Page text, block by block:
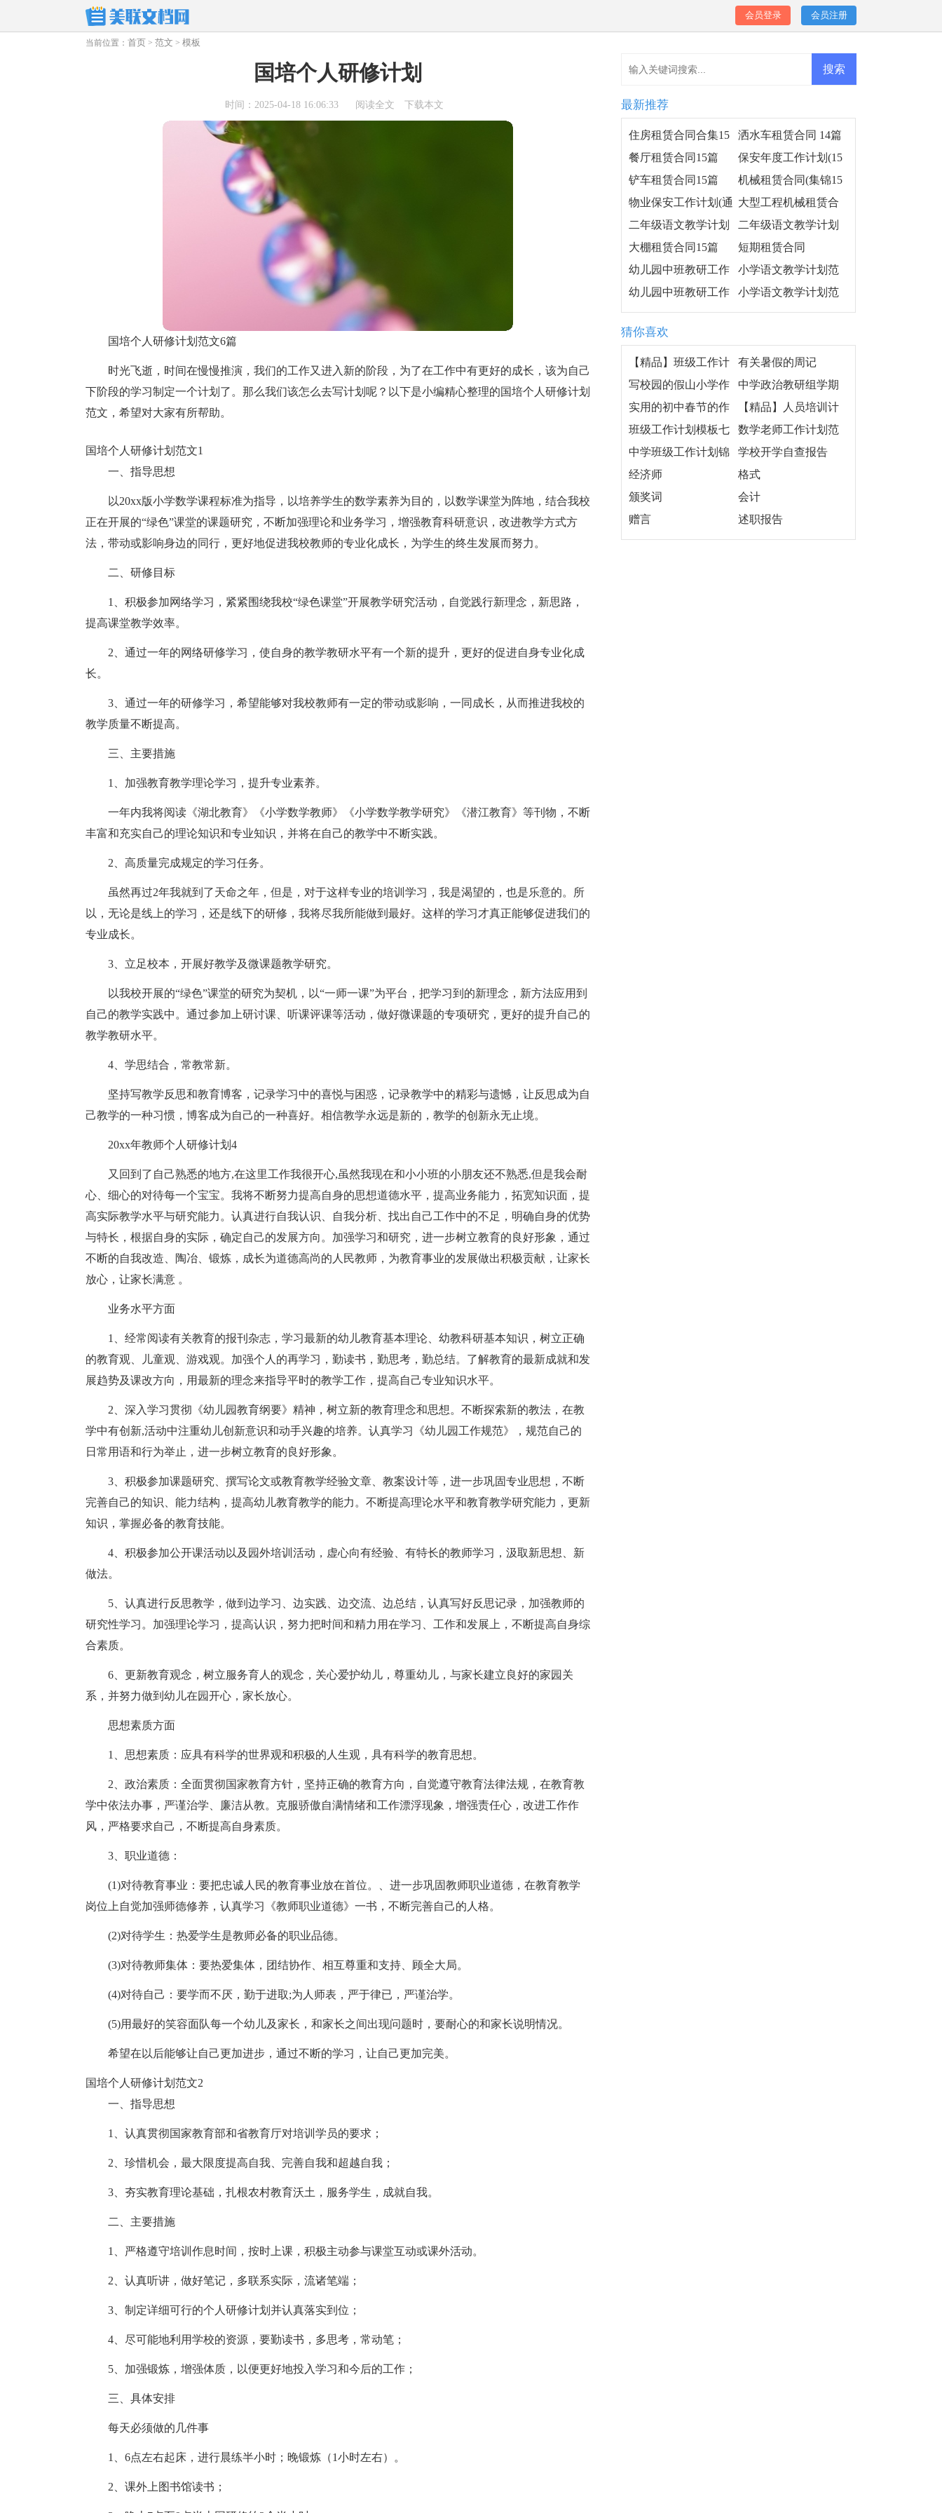
会员登录 会员注册
当前位置： 首页 > 范文 > 模板
国培个人研修计划
时间：2025-04-18 16:06:33 阅读全文 下载本文
国培个人研修计划范文6篇
时光飞逝，时间在慢慢推演，我们的工作又进入新的阶段，为了在工作中有更好的成长，该为自己
下阶段的学习制定一个计划了。那么我们该怎么去写计划呢？以下是小编精心整理的国培个人研修计划
范文，希望对大家有所帮助。
国培个人研修计划范文1
一、指导思想
以20xx版小学数学课程标准为指导，以培养学生的数学素养为目的，以数学课堂为阵地，结合我校
正在开展的“绿色”课堂的课题研究，不断加强理论和业务学习，增强教育科研意识，改进教学方式方
法，带动或影响身边的同行，更好地促进我校教师的专业化成长，为学生的终生发展而努力。
二、研修目标
1、积极参加网络学习，紧紧围绕我校“绿色课堂”开展教学研究活动，自觉践行新理念，新思路，
提高课堂教学效率。
2、通过一年的网络研修学习，使自身的教学教研水平有一个新的提升，更好的促进自身专业化成
长。
3、通过一年的研修学习，希望能够对我校教师有一定的带动或影响，一同成长，从而推进我校的
教学质量不断提高。
三、主要措施
1、加强教育教学理论学习，提升专业素养。
一年内我将阅读《湖北教育》《小学数学教师》《小学数学教学研究》《潜江教育》等刊物，不断
丰富和充实自己的理论知识和专业知识，并将在自己的教学中不断实践。
2、高质量完成规定的学习任务。
虽然再过2年我就到了天命之年，但是，对于这样专业的培训学习，我是渴望的，也是乐意的。所
以，无论是线上的学习，还是线下的研修，我将尽我所能做到最好。这样的学习才真正能够促进我们的
专业成长。
3、立足校本，开展好教学及微课题教学研究。
以我校开展的“绿色”课堂的研究为契机，以“一师一课”为平台，把学习到的新理念，新方法应用到
自己的教学实践中。通过参加上研讨课、听课评课等活动，做好微课题的专项研究，更好的提升自己的
教学教研水平。
4、学思结合，常教常新。
坚持写教学反思和教育博客，记录学习中的喜悦与困惑，记录教学中的精彩与遗憾，让反思成为自
己教学的一种习惯，博客成为自己的一种喜好。相信教学永远是新的，教学的创新永无止境。
20xx年教师个人研修计划4
又回到了自己熟悉的地方,在这里工作我很开心,虽然我现在和小小班的小朋友还不熟悉,但是我会耐
心、细心的对待每一个宝宝。我将不断努力提高自身的思想道德水平，提高业务能力，拓宽知识面，提
高实际教学水平与研究能力。认真进行自我认识、自我分析、找出自己工作中的不足，明确自身的优势
与特长，根据自身的实际，确定自己的发展方向。加强学习和研究，进一步树立教育的良好形象，通过
不断的自我改造、陶冶、锻炼，成长为道德高尚的人民教师，为教育事业的发展做出积极贡献，让家长
放心，让家长满意 。
业务水平方面
1、经常阅读有关教育的报刊杂志，学习最新的幼儿教育基本理论、幼教科研基本知识，树立正确
的教育观、儿童观、游戏观。加强个人的再学习，勤读书，勤思考，勤总结。了解教育的最新成就和发
展趋势及课改方向，用最新的理念来指导平时的教学工作，提高自己专业知识水平。
2、深入学习贯彻《幼儿园教育纲要》精神，树立新的教育理念和思想。不断探索新的教法，在教
学中有创新,活动中注重幼儿创新意识和动手兴趣的培养。认真学习《幼儿园工作规范》，规范自己的
日常用语和行为举止，进一步树立教育的良好形象。
3、积极参加课题研究、撰写论文或教育教学经验文章、教案设计等，进一步巩固专业思想，不断
完善自己的知识、能力结构，提高幼儿教育教学的能力。不断提高理论水平和教育教学研究能力，更新
知识，掌握必备的教育技能。
4、积极参加公开课活动以及园外培训活动，虚心向有经验、有特长的教师学习，汲取新思想、新
做法。
5、认真进行反思教学，做到边学习、边实践、边交流、边总结，认真写好反思记录，加强教师的
研究性学习。加强理论学习，提高认识，努力把时间和精力用在学习、工作和发展上，不断提高自身综
合素质。
6、更新教育观念，树立服务育人的观念，关心爱护幼儿，尊重幼儿，与家长建立良好的家园关
系，并努力做到幼儿在园开心，家长放心。
思想素质方面
1、思想素质：应具有科学的世界观和积极的人生观，具有科学的教育思想。
2、政治素质：全面贯彻国家教育方针，坚持正确的教育方向，自觉遵守教育法律法规，在教育教
学中依法办事，严谨治学、廉洁从教。克服骄傲自满情绪和工作漂浮现象，增强责任心，改进工作作
风，严格要求自己，不断提高自身素质。
3、职业道德：
(1)对待教育事业：要把忠诚人民的教育事业放在首位。、进一步巩固教师职业道德，在教育教学
岗位上自觉加强师德修养，认真学习《教师职业道德》一书，不断完善自己的人格。
(2)对待学生：热爱学生是教师必备的职业品德。
(3)对待教师集体：要热爱集体，团结协作、相互尊重和支持、顾全大局。
(4)对待自己：要学而不厌，勤于进取;为人师表，严于律已，严谨治学。
(5)用最好的笑容面队每一个幼儿及家长，和家长之间出现问题时，要耐心的和家长说明情况。
希望在以后能够让自己更加进步，通过不断的学习，让自己更加完美。
国培个人研修计划范文2
一、指导思想
1、认真贯彻国家教育部和省教育厅对培训学员的要求；
2、珍惜机会，最大限度提高自我、完善自我和超越自我；
3、夯实教育理论基础，扎根农村教育沃土，服务学生，成就自我。
二、主要措施
1、严格遵守培训作息时间，按时上课，积极主动参与课堂互动或课外活动。
2、认真听讲，做好笔记，多联系实际，流诸笔端；
3、制定详细可行的个人研修计划并认真落实到位；
4、尽可能地利用学校的资源，要勤读书，多思考，常动笔；
5、加强锻炼，增强体质，以便更好地投入学习和今后的工作；
三、具体安排
每天必须做的几件事
1、6点左右起床，进行晨练半小时；晚锻炼（1小时左右）。
2、课外上图书馆读书；
最新推荐
住房租赁合同合集15
篇
洒水车租赁合同 14篇
餐厅租赁合同15篇
保安年度工作计划(15
篇)
铲车租赁合同15篇
机械租赁合同(集锦15
篇)
物业保安工作计划(通
用15篇)
大型工程机械租赁合
同
二年级语文教学计划
范文(15篇)
二年级语文教学计划
范文汇编15篇
大棚租赁合同15篇
短期租赁合同
幼儿园中班教研工作
计划
小学语文教学计划范
文(15篇)
幼儿园中班教研工作
计划集合14篇
小学语文教学计划范
文15篇
猜你喜欢
【精品】班级工作计
划模板汇编8篇
有关暑假的周记
写校园的假山小学作
文
中学政治教研组学期
工作计划
实用的初中春节的作
文集锦三篇
【精品】人员培训计
划三篇
班级工作计划模板七
篇
数学老师工作计划范
文汇编九篇
中学班级工作计划锦
集五篇
学校开学自查报告
经济师
格式
颁奖词
会计
赠言
述职报告